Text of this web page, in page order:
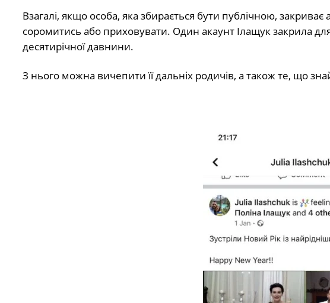
Взагалі, якщо особа, яка збирається бути публічною,
соромитись або приховувати. Один акаунт Ілащук закрила
десятирічної давнини.
З нього можна вичепити її дальніх родичів, а також те, що